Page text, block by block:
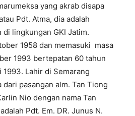
yang akrab disapa
Pdt. Atma, dia adalah
lingkungan GKI Jatim.
1958 dan memasuki masa
1993 bertepatan 60 tahun
1993. Lahir di Semarang
dari pasangan alm. Tan Tiong
Nio dengan nama Tan
Pdt. Em. DR. Junus N.